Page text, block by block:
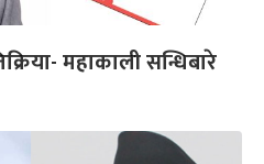
महाकाली सन्धिबारे